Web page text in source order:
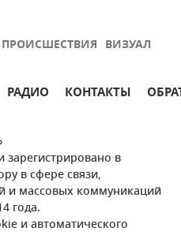
ПРОИСШЕСТВИЯ ВИЗУАЛ
РАДИО КОНТАКТЫ
зарегистрировано в
в сфере связи,
и массовых коммуникаций
года.
и автоматического